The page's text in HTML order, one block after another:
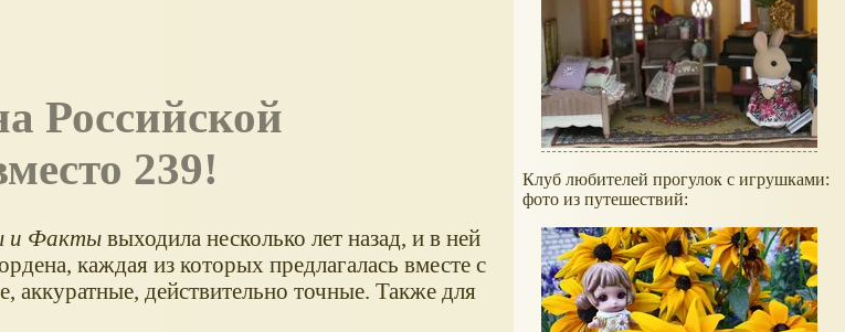
239!
и Фактывыходила несколько лет назад, и в ней
каждая из которых предлагалась вместе с
действительно точные. Также для
Клуб любителей прогулок с игрушками:
фото из путешествий: